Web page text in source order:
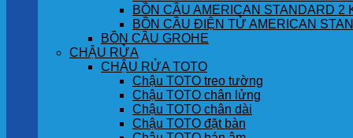
BỒN CẦU AMERICAN STANDARD 2
BỒN CẦU ĐIỆN TỬ AMERICAN
BỒN CẦU GROHE
CHẬU RỬA
CHẬU RỬA TOTO
Chậu TOTO treo tường
Chậu TOTO chân lửng
Chậu TOTO chân dài
Chậu TOTO đặt bàn